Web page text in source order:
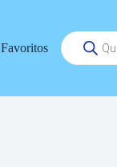
Favoritos
Búsqueda
de
productos